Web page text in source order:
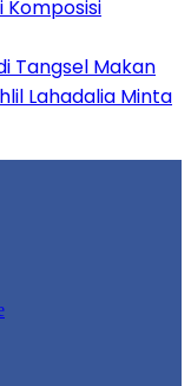
Komposisi
Tangsel Makan
Lahadalia Minta